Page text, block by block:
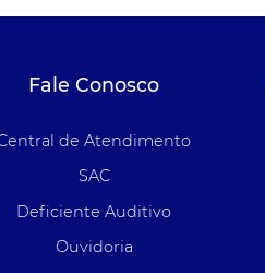
Fale Conosco
de Atendimento
SAC
Deficiente Auditivo
Ouvidoria